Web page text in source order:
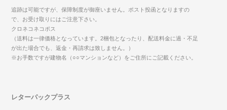
追跡は可能ですが、保障制度が御座いません。ポスト投函となりますの
で、お受け取りにはご注意下さい。
クロネコネコポス
（送料は一律価格となっています。2梱包となったり、配送料金に過・不足
が出た場合でも、返金・再請求は致しません。）
※お手数ですが建物名（○○マンションなど）をご住所にご記載ください。
レターパックプラス